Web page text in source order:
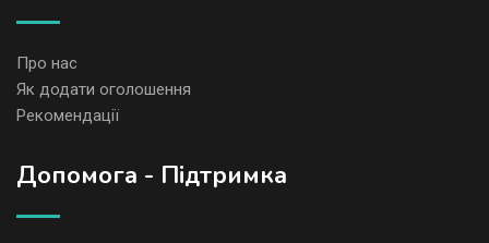
Про нас
Як додати оголошення
Рекомендації
Допомога - Підтримка